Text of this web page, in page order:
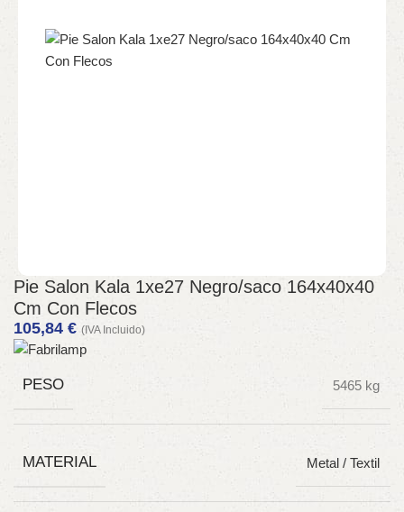
Pie Salon Kala 1xe27 Negro/saco 164x40x40
Cm Con Flecos
105,84 € (IVA Incluido)
PESO 5465 kg
MATERIAL Metal / Textil